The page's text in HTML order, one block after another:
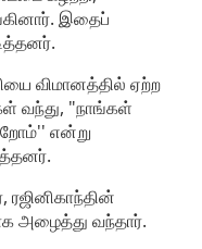
இதைப்
விமானத்தில் ஏற்ற
வந்து, "நாங்கள்
என்று
ரஜினிகாந்தின்
அழைத்து வந்தார்.